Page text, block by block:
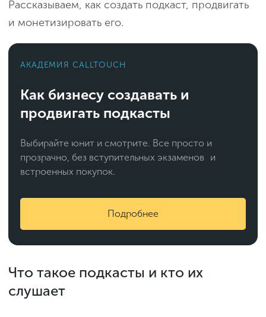
Рассказываем, как создать подкаст, продвигать
и монетизировать его.
АКАДЕМИЯ CALLTOUCH
Как бизнесу создавать и
продвигать подкасты
Выбирайте юнит и смотрите. Все просто и
прозрачно, без вступительных экзаменов и
встроенных покупок.
Подробнее
Что такое подкасты и кто их
слушает